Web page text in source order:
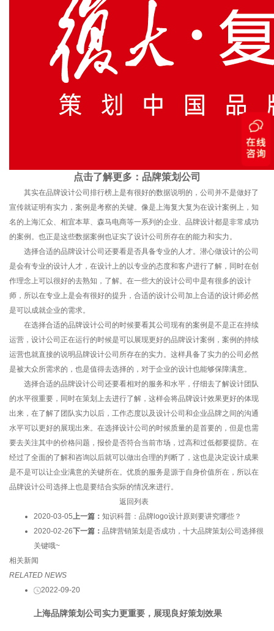
点击了解更多： 品牌策划公司
其实在品牌设计公司排行榜上是有很好的数据说明的，公司并不是做好了
宣传就证明有实力，案例是考察的关键。像是上海复大复为在设计案例上，知
名的上海汇众、相宜本草、森马电商等一系列的企业、品牌设计都是非常成功
的案例。也正是这些数据案例也证实了设计公司所存在的能力和实力。
选择合适的品牌设计公司还要看是否具备专业的人才。潜心做设计的公司
是会有专业的设计人才，在设计上的以专业的态度和客户进行了解，同时在创
作理念上可以很好的去熟知，了解。在一些大的设计公司中是有很多的设计
师，所以在专业上是会有很好的提升，合适的设计公司加上合适的设计师必然
是可以成就企业的需求。
在选择合适的品牌设计公司的时候要看其公司现有的案例是不是正在持续
运营，设计公司正在运行的时候是可以展现更好的品牌设计案例，案例的持续
运营也就直接的说明品牌设计公司所存在的实力。这样具备了实力的公司必然
是被大众所需求的，也是值得去选择的，对于企业的设计也能够保障满意。
选择合适的品牌设计公司还要看相对的服务和水平，仔细去了解设计团队
的水平很重要，同时在策划上去进行了解，这样会将品牌设计效果更好的体现
出来，在了解了团队实力以后，工作态度以及设计公司和企业品牌之间的沟通
水平可以更好的展现出来。在选择设计公司的时候质量的是首要的，但是也需
要去关注其中的价格问题，报价是否符合当前市场，过高和过低都要提防。在
经过了全面的了解和咨询以后就可以做出合理的判断了，这也是决定设计成果
是不是可以让企业满意的关键所在。优质的服务是源于自身价值所在，所以在
品牌设计公司选择上也是要结合实际的情况来进行。
返回列表
2020-03-05上一篇： 知识科普：品牌logo设计原则要讲究哪些？
2020-02-26下一篇： 品牌营销策划是否成功，十大品牌策划公司选择很
关键哦~
相关新闻
RELATED NEWS
2022-09-20
上海品牌策划公司实力更重要，展现良好策划效果